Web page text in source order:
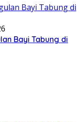
Bayi Tabung di